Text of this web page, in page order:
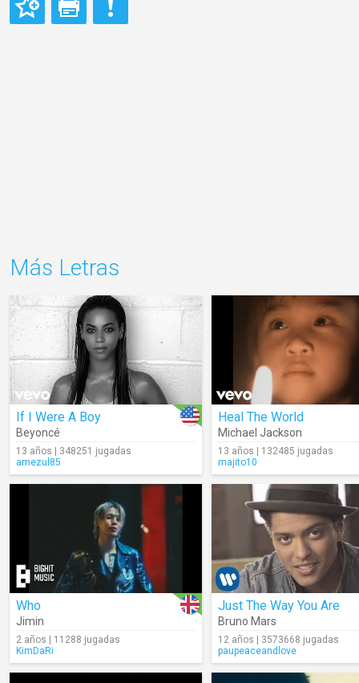
Más Letras
If I Were A Boy
Beyoncé
13 años | 348251 jugadas
amezul85
Heal The World
Michael Jackson
13 años | 132485 jugadas
majito10
Who
Jimin
2 años | 11288 jugadas
KimDaRi
Just The Way You Are
Bruno Mars
12 años | 3573668 jugadas
paupeaceandlove